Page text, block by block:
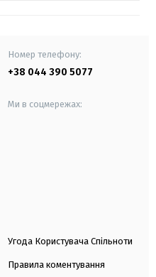
Номер телефону:
+38 044 390 5077
Ми в соцмережах:
Угода Користувача Спільноти
Правила коментування